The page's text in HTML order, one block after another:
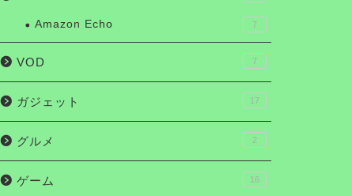
Amazon Echo 7
VOD 7
ガジェット 17
グルメ 2
ゲーム 16